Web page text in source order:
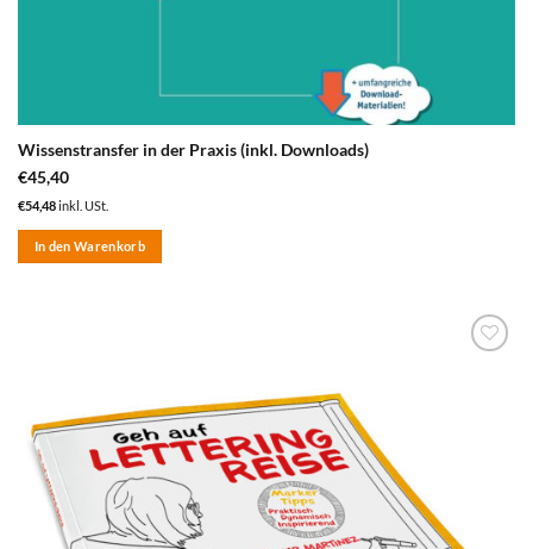
Wissenstransfer in der Praxis (inkl. Downloads)
€45,40
€54,48inkl. USt.
In den Warenkorb